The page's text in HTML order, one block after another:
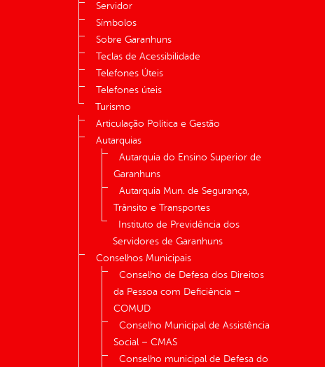
Servidor
Símbolos
Sobre Garanhuns
Teclas de Acessibilidade
Telefones Úteis
Telefones úteis
Turismo
Articulação Política e Gestão
Autarquias
Autarquia do Ensino Superior de
Garanhuns
Autarquia Mun. de Segurança,
Trânsito e Transportes
Instituto de Previdência dos
Servidores de Garanhuns
Conselhos Municipais
Conselho de Defesa dos Direitos
da Pessoa com Deficiência –
COMUD
Conselho Municipal de Assistência
Social – CMAS
Conselho municipal de Defesa do